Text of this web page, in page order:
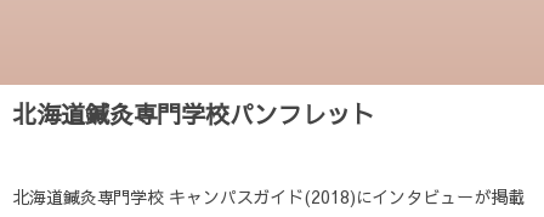
北海道鍼灸専門学校パンフレット
北海道鍼灸専門学校 キャンパスガイド(2018)にインタビューが掲載